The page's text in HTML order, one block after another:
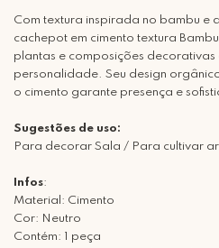
Com textura inspirada no bambu e
cachepot em cimento textura
plantas e composições decorativas
personalidade. Seu design
o cimento garante presença e
Sugestões de uso:
Para decorar Sala / Para cultivar
Infos:
Material: Cimento
Cor: Neutro
Contém: 1 peça